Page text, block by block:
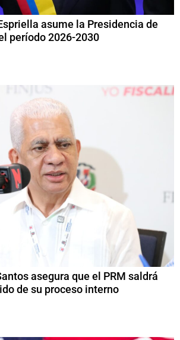
asume la Presidencia de
período 2026-2030
asegura que el PRM saldrá
de su proceso interno